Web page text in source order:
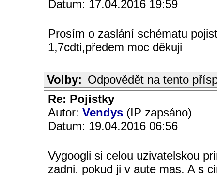
Datum: 17.04.2016 19:59
Prosím o zaslání schématu
1,7cdti,předem moc děkuji
Volby: Odpovědět na tento
Re: Pojistky
Autor: Vendys (IP zapsáno)
Datum: 19.04.2016 06:56
Vygoogli si celou uzivatelskou
zadni, pokud ji v aute mas. A s